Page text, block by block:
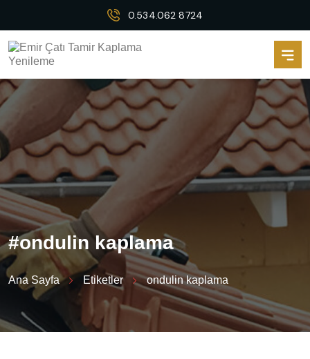
0.534.062 8724
#ondulin kaplama
Ana Sayfa Etiketler ondulin kaplama